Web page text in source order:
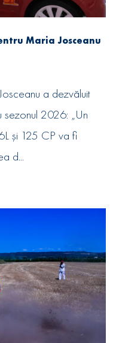
Maria Josceanu
a dezvăluit
sezonul 2026: „Un
și 125 CP va fi
d...